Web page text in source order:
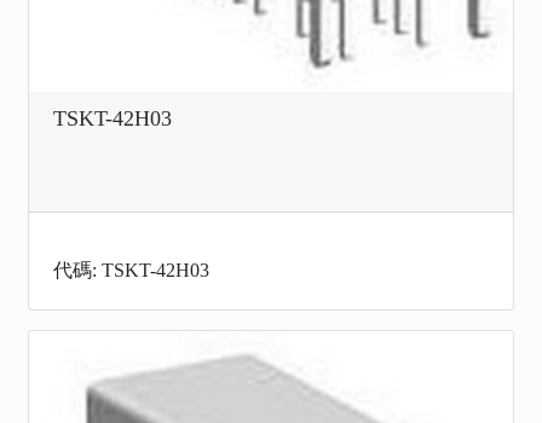
TSKT-42H03
代碼: TSKT-42H03